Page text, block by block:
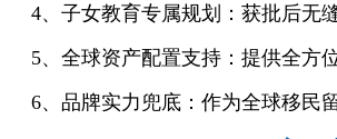
4、子女教育专属规划：获批后无
5、全球资产配置支持：提供全方
6、品牌实力兜底：作为全球移民